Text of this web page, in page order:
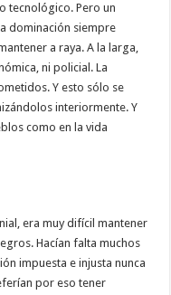
tecnológico. Pero un
dominación siempre
a raya. A la larga,
ni policial. La
Y esto sólo se
interiormente. Y
como en la vida
era muy difícil mantener
Hacían falta muchos
impuesta e injusta nunca
por eso tener